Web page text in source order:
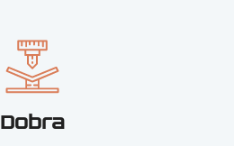
Dobra